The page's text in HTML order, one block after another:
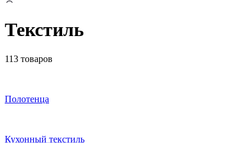
Текстиль
113 товаров
Полотенца
Кухонный текстиль